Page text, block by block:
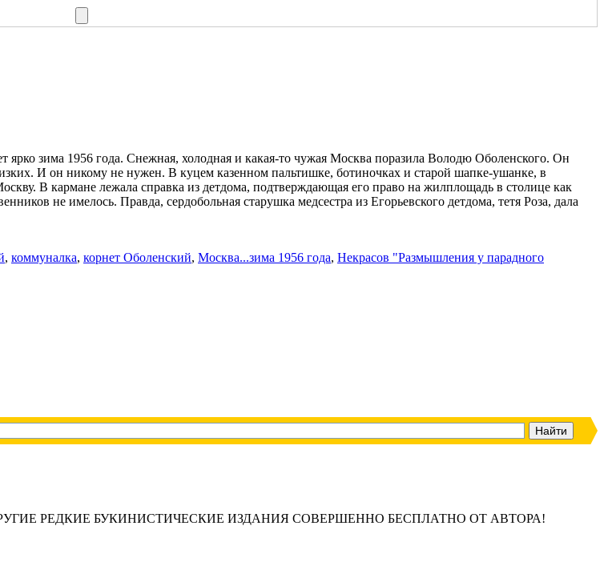
зима 1956 года. Снежная, холодная и какая-то чужая Москва поразила Володю Оболенского. Он
И он никому не нужен. В куцем казенном пальтишке, ботиночках и старой шапке-ушанке, в
В кармане лежала справка из детдома, подтверждающая его право на жилплощадь в столице как
не имелось. Правда, сердобольная старушка медсестра из Егорьевского детдома, тетя Роза, дала
, коммуналка, корнет Оболенский, Москва...зима 1956 года, Некрасов "Размышления у парадного
РЕДКИЕ БУКИНИСТИЧЕСКИЕ ИЗДАНИЯ СОВЕРШЕННО БЕСПЛАТНО ОТ АВТОРА!